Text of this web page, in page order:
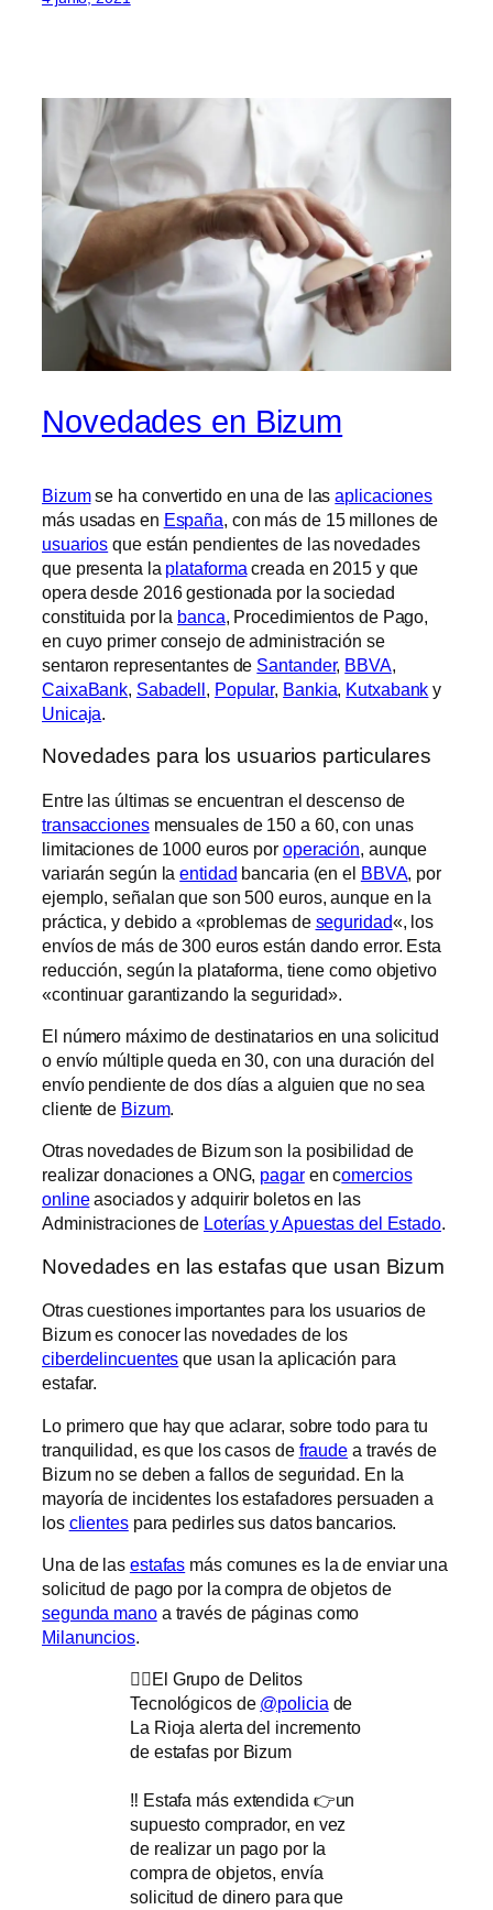
Novedades en Bizum
Bizumse ha convertido en una de lasaplicaciones
más usadas en España, con más de 15 millones de
usuarios que están pendientes de las novedades
que presenta la plataforma creada en 2015 y que
opera desde 2016 gestionada por la sociedad
constituida por la banca, Procedimientos de Pago,
en cuyo primer consejo de administración se
sentaron representantes de Santander, BBVA,
CaixaBank, Sabadell, Popular, Bankia, Kutxabank y
Unicaja.
Novedades para los usuarios particulares
Entre las últimas se encuentran el descenso de
transaccionesmensuales de 150 a 60, con unas
limitaciones de 1000 euros por operación, aunque
variarán según laentidad bancaria (en el BBVA, por
ejemplo, señalan que son 500 euros, aunque en la
práctica, y debido a «problemas de seguridad«, los
envíos de más de 300 euros están dando error. Esta
reducción, según la plataforma, tiene como objetivo
«continuar garantizando la seguridad».
El número máximo de destinatarios en una solicitud
o envío múltiple queda en 30, con una duración del
envío pendiente de dos días a alguien que no sea
cliente de Bizum.
Otras novedades de Bizum son la posibilidad de
realizar donaciones a ONG, pagaren comercios
onlineasociados y adquirir boletos en las
Administraciones de Loterías y Apuestas del Estado.
Novedades en las estafas que usan Bizum
Otras cuestiones importantes para los usuarios de
Bizum es conocer las novedades de los
ciberdelincuentes que usan la aplicación para
estafar.
Lo primero que hay que aclarar, sobre todo para tu
tranquilidad, es que los casos de fraude a través de
Bizum no se deben a fallos de seguridad. En la
mayoría de incidentes los estafadores persuaden a
los clientespara pedirles sus datos bancarios.
Una de las estafas más comunes es la de enviar una
solicitud de pago por la compra de objetos de
segunda manoa través de páginas como
Milanuncios.
👮‍♀️El Grupo de Delitos
Tecnológicos de @policia de
La Rioja alerta del incremento
de estafas por Bizum
‼️ Estafa más extendida 👉un
supuesto comprador, en vez
de realizar un pago por la
compra de objetos, envía
solicitud de dinero para que